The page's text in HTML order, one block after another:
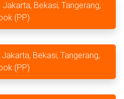
Jakarta, Bekasi, Tangerang,
(PP)
Bekasi, Tangerang,
(PP)